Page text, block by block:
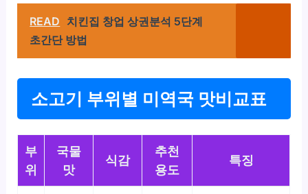
READ 치킨집 창업 상권분석 5단계
초간단 방법
소고기 부위별 미역국 맛비교표
부
위
국물
맛
식감
추천
용도
특징